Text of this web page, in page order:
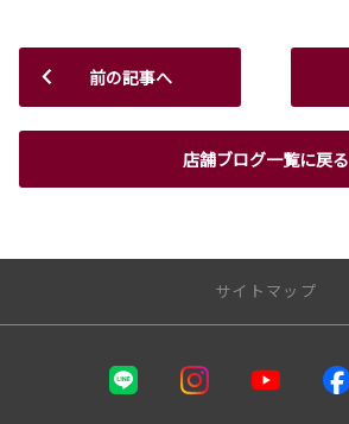
前の記事へ
店舗ブログ一覧に戻る
サイトマップ